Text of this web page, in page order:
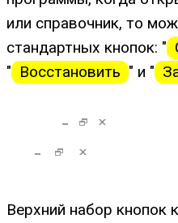
или справочник, то
стандартных кнопок: "
" Восстановить " и "
Верхний набор кнопок